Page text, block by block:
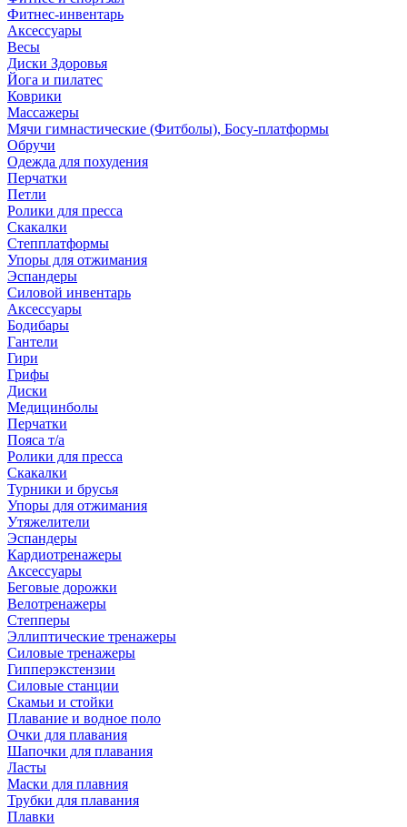
Фитнес-инвентарь
Аксессуары
Весы
Диски Здоровья
Йога и пилатес
Коврики
Массажеры
Мячи гимнастические (Фитболы), Босу-платформы
Обручи
Одежда для похудения
Перчатки
Петли
Ролики для пресса
Скакалки
Степплатформы
Упоры для отжимания
Эспандеры
Силовой инвентарь
Аксессуары
Бодибары
Гантели
Гири
Грифы
Диски
Медицинболы
Перчатки
Пояса т/а
Ролики для пресса
Скакалки
Турники и брусья
Упоры для отжимания
Утяжелители
Эспандеры
Кардиотренажеры
Аксессуары
Беговые дорожки
Велотренажеры
Степперы
Эллиптические тренажеры
Силовые тренажеры
Гипперэкстензии
Силовые станции
Скамьи и стойки
Плавание и водное поло
Очки для плавания
Шапочки для плавания
Ласты
Маски для плавния
Трубки для плавания
Плавки